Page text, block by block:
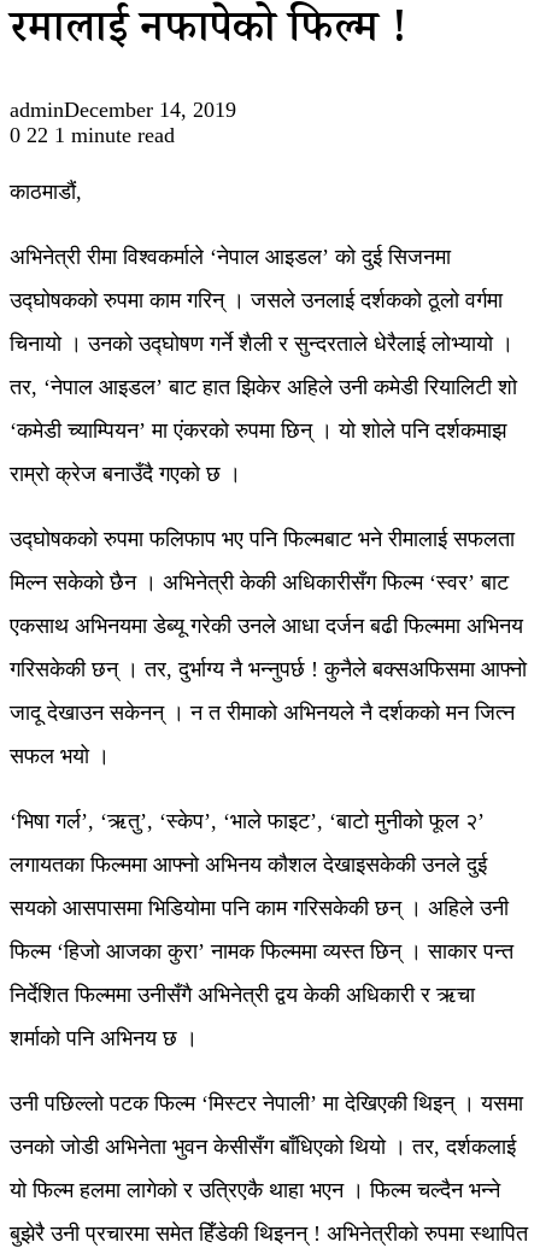
रीमालाई नफापेको फिल्म !
adminDecember 14, 2019
0 22 1 minute read
काठमाडौं,
अभिनेत्री रीमा विश्वकर्माले ‘नेपाल आइडल’ को दुई सिजनमा
उद्घोषकको रुपमा काम गरिन् । जसले उनलाई दर्शकको ठूलो वर्गमा
चिनायो । उनको उद्घोषण गर्ने शैली र सुन्दरताले धेरैलाई लोभ्यायो ।
तर, ‘नेपाल आइडल’ बाट हात झिकेर अहिले उनी कमेडी रियालिटी शो
‘कमेडी च्याम्पियन’ मा एंकरको रुपमा छिन् । यो शोले पनि दर्शकमाझ
राम्रो क्रेज बनाउँदै गएको छ ।
उद्घोषकको रुपमा फलिफाप भए पनि फिल्मबाट भने रीमालाई सफलता
मिल्न सकेको छैन । अभिनेत्री केकी अधिकारीसँग फिल्म ‘स्वर’ बाट
एकसाथ अभिनयमा डेब्यू गरेकी उनले आधा दर्जन बढी फिल्ममा अभिनय
गरिसकेकी छन् । तर, दुर्भाग्य नै भन्नुपर्छ ! कुनैले बक्सअफिसमा आफ्नो
जादू देखाउन सकेनन् । न त रीमाको अभिनयले नै दर्शकको मन जित्न
सफल भयो ।
‘भिषा गर्ल’, ‘ऋतु’, ‘स्केप’, ‘भाले फाइट’, ‘बाटो मुनीको फूल २’
लगायतका फिल्ममा आफ्नो अभिनय कौशल देखाइसकेकी उनले दुई
सयको आसपासमा भिडियोमा पनि काम गरिसकेकी छन् । अहिले उनी
फिल्म ‘हिजो आजका कुरा’ नामक फिल्ममा व्यस्त छिन् । साकार पन्त
निर्देशित फिल्ममा उनीसँगै अभिनेत्री द्वय केकी अधिकारी र ऋचा
शर्माको पनि अभिनय छ ।
उनी पछिल्लो पटक फिल्म ‘मिस्टर नेपाली’ मा देखिएकी थिइन् । यसमा
उनको जोडी अभिनेता भुवन केसीसँग बाँधिएको थियो । तर, दर्शकलाई
यो फिल्म हलमा लागेको र उत्रिएकै थाहा भएन । फिल्म चल्दैन भन्ने
बुझेरै उनी प्रचारमा समेत हिँडेकी थिइनन् ! अभिनेत्रीको रुपमा स्थापित